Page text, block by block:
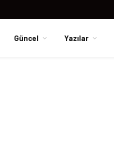
Güncel Yazılar